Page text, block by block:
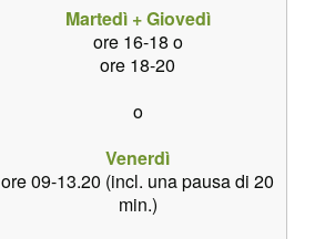
Martedì + Giovedì
ore 16-18 o
ore 18-20
o
Venerdì
ore 09-13.20 (incl. una pausa di 20
min.)